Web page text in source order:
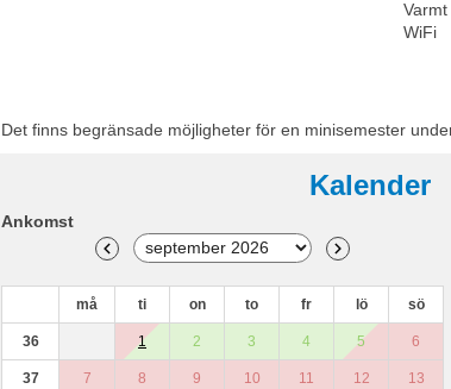
WiFi
Det finns begränsade möjligheter för en minisemester
Kalender
Ankomst
må ti on to fr lö sö
36 1 2 3 4 5 6
37 7 8 9 10 11 12 13